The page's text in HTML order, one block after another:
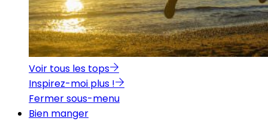
Voir tous les tops
Inspirez-moi plus !
Fermer sous-menu
Bien manger